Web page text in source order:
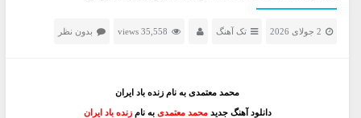
2 جولای 2026 تک آهنگ 35,558 views بدون نظر
محمد معتمدی به نام زنده باد ایران
دانلود آهنگ جدید محمد معتمدی به نامزنده باد ایران